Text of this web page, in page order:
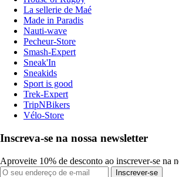
La sellerie de Maé
Made in Paradis
Nauti-wave
Pecheur-Store
Smash-Expert
Sneak'In
Sneakids
Sport is good
Trek-Expert
TripNBikers
Vélo-Store
Inscreva-se na nossa newsletter
Aproveite 10% de desconto ao inscrever-se na
Inscrever-se